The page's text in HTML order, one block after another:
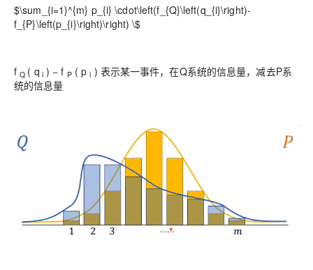
$\sum_{i=1}^{m} p_{i} \cdot\left(f_{Q}\left(q_{i}\right)-
f_{P}\left(p_{i}\right)\right) \$
fQ ( q i) − f P( pi ) 表示某一事件，在Q系统的信息量，减去P系
统的信息量